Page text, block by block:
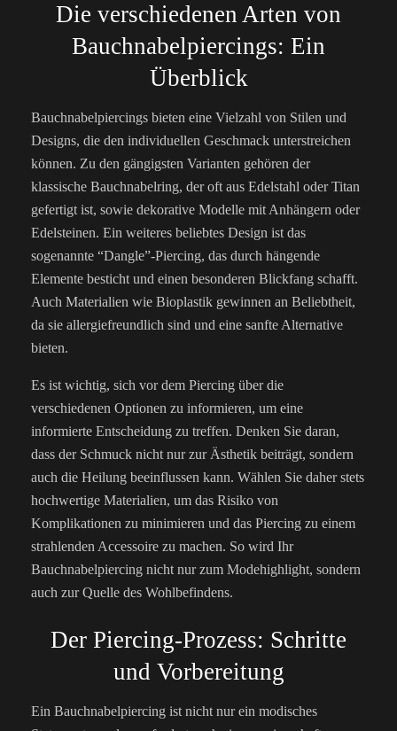
Die verschiedenen Arten von
Bauchnabelpiercings: Ein
Überblick
Bauchnabelpiercings bieten eine Vielzahl von Stilen und
Designs, die den individuellen Geschmack unterstreichen
können. Zu den gängigsten Varianten gehören der
klassische Bauchnabelring, der oft aus Edelstahl oder Titan
gefertigt ist, sowie dekorative Modelle mit Anhängern oder
Edelsteinen. Ein weiteres beliebtes Design ist das
sogenannte “Dangle”-Piercing, das durch hängende
Elemente besticht und einen besonderen Blickfang schafft.
Auch Materialien wie Bioplastik gewinnen an Beliebtheit,
da sie allergiefreundlich sind und eine sanfte Alternative
bieten.
Es ist wichtig, sich vor dem Piercing über die
verschiedenen Optionen zu informieren, um eine
informierte Entscheidung zu treffen. Denken Sie daran,
dass der Schmuck nicht nur zur Ästhetik beiträgt, sondern
auch die Heilung beeinflussen kann. Wählen Sie daher stets
hochwertige Materialien, um das Risiko von
Komplikationen zu minimieren und das Piercing zu einem
strahlenden Accessoire zu machen. So wird Ihr
Bauchnabelpiercing nicht nur zum Modehighlight, sondern
auch zur Quelle des Wohlbefindens.
Der Piercing-Prozess: Schritte
und Vorbereitung
Ein Bauchnabelpiercing ist nicht nur ein modisches